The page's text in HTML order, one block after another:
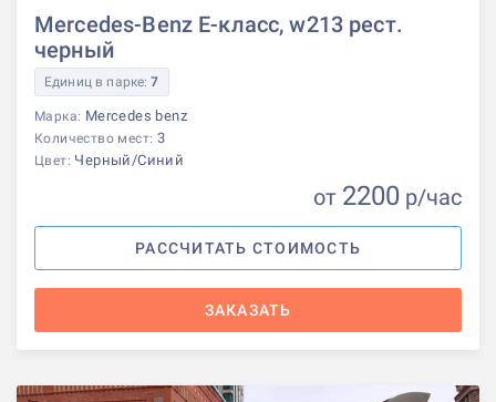
Mercedes-Benz E-класс, w213 рест.
черный
Единиц в парке:7
Марка: Mercedes benz
Количество мест: 3
Цвет: Черный/Синий
от 2200 р/час
РАССЧИТАТЬ СТОИМОСТЬ
ЗАКАЗАТЬ